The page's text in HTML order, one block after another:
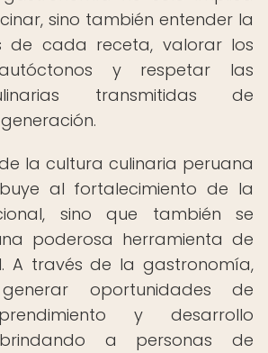
sino también entender la
de cada receta, valorar los
y respetar las
transmitidas de
la cultura culinaria peruana
al fortalecimiento de la
sino que también se
poderosa herramienta de
A través de la gastronomía,
oportunidades de
y desarrollo
a personas de